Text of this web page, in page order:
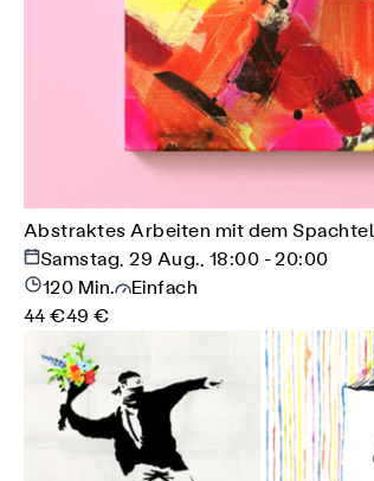
Abstraktes Arbeiten mit dem Spachtel
Samstag, 29 Aug., 18:00 - 20:00
120 Min.
Einfach
44 €49 €